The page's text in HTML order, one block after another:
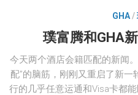
GHA/
璞富腾和GHA
今天两个酒店会籍匹配的新闻
配”的脑筋，刚刚又重启了新
行的几乎任意运通和Visa卡都